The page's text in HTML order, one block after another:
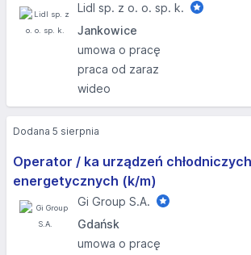
Lidl sp. z o. o. sp. k.
Jankowice
umowa o pracę
praca od zaraz
wideo
Operator / ka urządzeń
energetycznych (k/m)
Gi Group S.A.
Gdańsk
umowa o pracę
Dodana 5 sierpnia